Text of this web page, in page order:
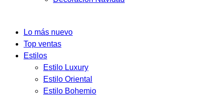
Lo más nuevo
Top ventas
Estilos
Estilo Luxury
Estilo Oriental
Estilo Bohemio